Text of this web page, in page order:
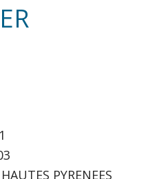
PYRENEES